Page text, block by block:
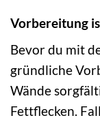
Vorbereitung
Bevor du mit
gründliche
Wände
Fettflecken.